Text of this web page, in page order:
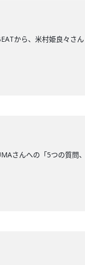
から、米村姫良々さ
さんへの「5つの質問